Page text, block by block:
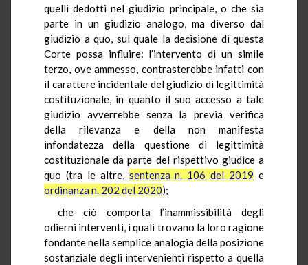
quelli dedotti nel giudizio principale, o che sia
parte in un giudizio analogo, ma diverso dal
giudizio a quo, sul quale la decisione di questa
Corte possa influire: l’intervento di un simile
terzo, ove ammesso, contrasterebbe infatti con
il carattere incidentale del giudizio di legittimità
costituzionale, in quanto il suo accesso a tale
giudizio avverrebbe senza la previa verifica
della rilevanza e della non manifesta
infondatezza della questione di legittimità
costituzionale da parte del rispettivo giudice a
quo (tra le altre, sentenza n. 106 del 2019 e
ordinanza n. 202 del 2020);
che ciò comporta l’inammissibilità degli
odierni interventi, i quali trovano la loro ragione
fondante nella semplice analogia della posizione
sostanziale degli intervenienti rispetto a quella